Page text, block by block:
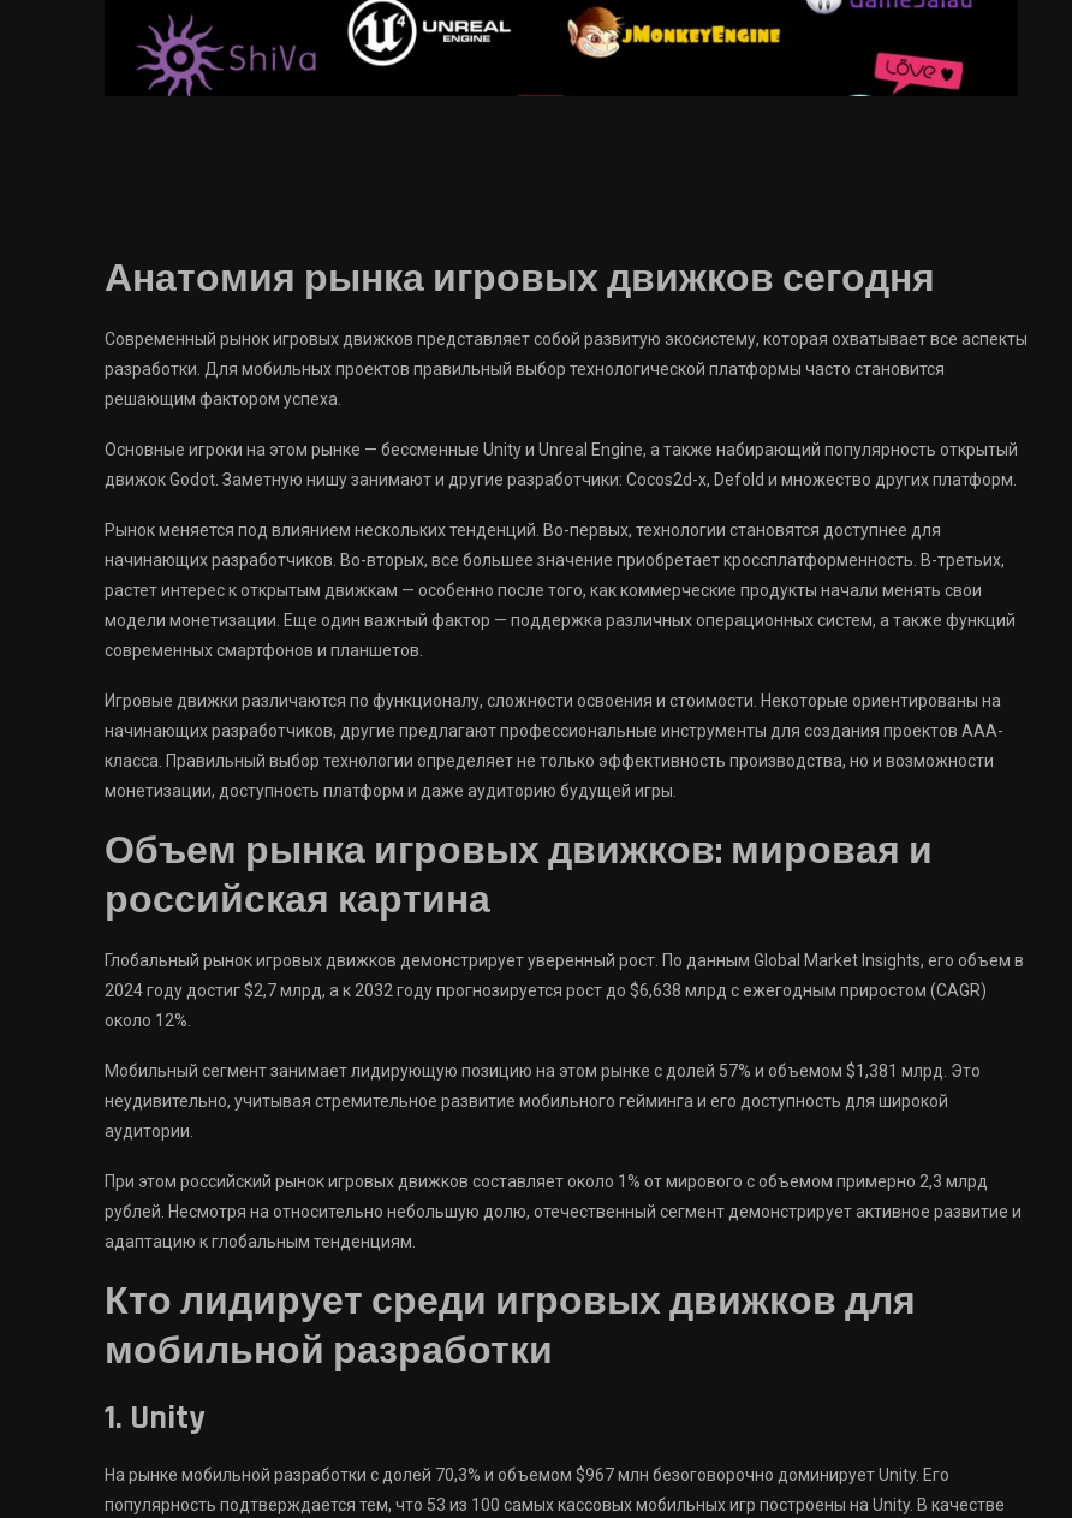
Анатомия рынка игровых движков сегодня
Современный рынок игровых движков представляет собой развитую экосистему, которая охватывает все аспекты
разработки. Для мобильных проектов правильный выбор технологической платформы часто становится
решающим фактором успеха.
Основные игроки на этом рынке — бессменные Unity и Unreal Engine, а также набирающий популярность открытый
движок Godot. Заметную нишу занимают и другие разработчики: Cocos2d-x, Defold и множество других платформ.
Рынок меняется под влиянием нескольких тенденций. Во-первых, технологии становятся доступнее для
начинающих разработчиков. Во-вторых, все большее значение приобретает кроссплатформенность. В-третьих,
растет интерес к открытым движкам — особенно после того, как коммерческие продукты начали менять свои
модели монетизации. Еще один важный фактор — поддержка различных операционных систем, а также функций
современных смартфонов и планшетов.
Игровые движки различаются по функционалу, сложности освоения и стоимости. Некоторые ориентированы на
начинающих разработчиков, другие предлагают профессиональные инструменты для создания проектов ААА-
класса. Правильный выбор технологии определяет не только эффективность производства, но и возможности
монетизации, доступность платформ и даже аудиторию будущей игры.
Объем рынка игровых движков: мировая и
российская картина
Глобальный рынок игровых движков демонстрирует уверенный рост. По данным Global Market Insights, его объем в
2024 году достиг $2,7 млрд, а к 2032 году прогнозируется рост до $6,638 млрд с ежегодным приростом (CAGR)
около 12%.
Мобильный сегмент занимает лидирующую позицию на этом рынке с долей 57% и объемом $1,381 млрд. Это
неудивительно, учитывая стремительное развитие мобильного гейминга и его доступность для широкой
аудитории.
При этом российский рынок игровых движков составляет около 1% от мирового с объемом примерно 2,3 млрд
рублей. Несмотря на относительно небольшую долю, отечественный сегмент демонстрирует активное развитие и
адаптацию к глобальным тенденциям.
Кто лидирует среди игровых движков для
мобильной разработки
1. Unity
На рынке мобильной разработки с долей 70,3% и объемом $967 млн безоговорочно доминирует Unity. Его
популярность подтверждается тем, что 53 из 100 самых кассовых мобильных игр построены на Unity. В качестве